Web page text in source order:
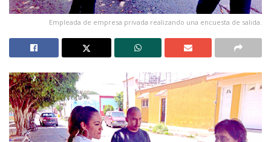
Empleada de empresa privada realizando una encuesta de salida.